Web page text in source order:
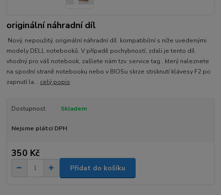
originální náhradní díl
Nový, nepoužitý, originální náhradní díl kompatibilní s níže uvedenými
modely DELL notebooků. V případě pochybností, zdali je tento díl
vhodný pro váš notebook, zašlete nám tzv. service tag , který naleznete
na spodní straně notebooku nebo v BIOSu skrze stisknutí klávesy F2 po
zapnutí la... celý popis
Dostupnost Skladem
Nejsme plátci DPH
350 Kč
Přidat do košíku